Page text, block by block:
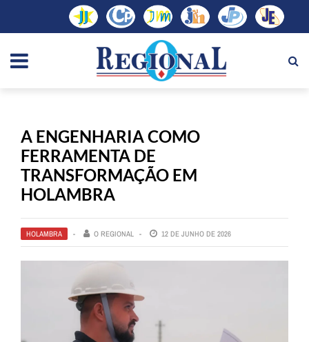
A ENGENHARIA COMO
FERRAMENTA DE
TRANSFORMAÇÃO EM
HOLAMBRA
HOLAMBRA O REGIONAL 12 DE JUNHO DE 2026